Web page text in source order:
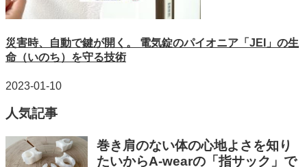
災害時、自動で鍵が開く。 電気錠のパイオニア「JEI」の生
命（いのち）を守る技術
2023-01-10
人気記事